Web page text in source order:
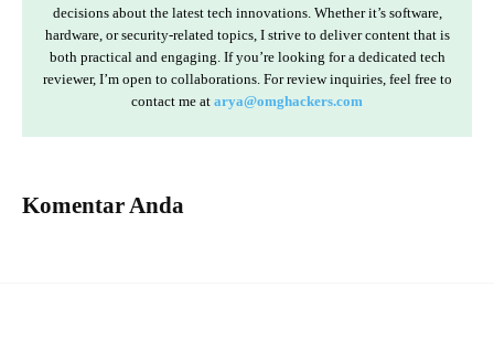
decisions about the latest tech innovations. Whether it’s software,
hardware, or security-related topics, I strive to deliver content that is
both practical and engaging. If you’re looking for a dedicated tech
reviewer, I’m open to collaborations. For review inquiries, feel free to
contact me at arya@omghackers.com
Komentar Anda